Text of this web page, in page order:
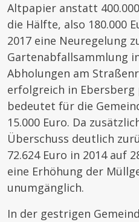
Altpapier anstatt
die Hälfte, also 180.000
2017 eine Neuregelung
Gartenabfallsammlung
Abholungen am
erfolgreich in
bedeutet für die
15.000 Euro. Da
Überschuss deutlich
72.624 Euro in 2014 auf
eine Erhöhung der
unumgänglich.
In der gestrigen